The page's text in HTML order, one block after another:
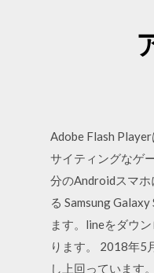
Adobe Flash
サイティングなゲ
分のAndroidスマ
る Samsung
ます。lineをダウ
ります。 2018年5
し上回っています